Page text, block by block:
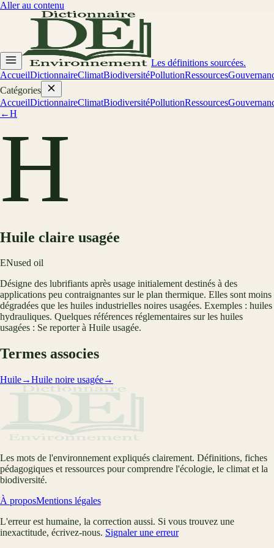
Aller au contenu
Les définitions sourcées.
AccueilDictionnaireClimatBiodiversitéPollutionRessources
Catégories
AccueilDictionnaireClimatBiodiversitéPollutionRessources
←H
H
Huile claire usagée
ENused oil
Désigne des lubrifiants après usage initialement destinés à des
applications peu contraignantes sur le plan thermique. Elles sont moins
dégradées que les huiles industrielles noires usagées. Exemples : huiles
hydrauliques. Quelques références réglementaires sur les huiles
usagées : Se reporter à Huile usagée.
Termes associes
Huile→Huile noire usagée→
Les mots de l'environnement expliqués clairement. Définitions, fiches
pédagogiques et ressources pour comprendre l'écologie, le climat et la
biodiversité.
À proposMentions légales
L'erreur est humaine, la correction aussi. Si vous trouvez une
inexactitude, écrivez-nous. Signaler une erreur